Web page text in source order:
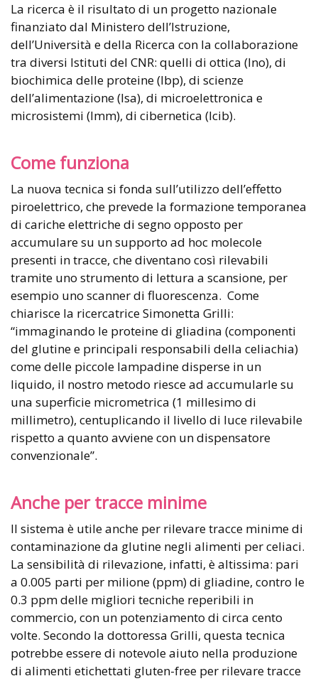
La ricerca è il risultato di un progetto nazionale
finanziato dal Ministero dell’Istruzione,
dell’Università e della Ricerca con la collaborazione
tra diversi Istituti del CNR: quelli di ottica (Ino), di
biochimica delle proteine (Ibp), di scienze
dell’alimentazione (Isa), di microelettronica e
microsistemi (Imm), di cibernetica (Icib).
Come funziona
La nuova tecnica si fonda sull’utilizzo dell’effetto
piroelettrico, che prevede la formazione temporanea
di cariche elettriche di segno opposto per
accumulare su un supporto ad hoc molecole
presenti in tracce, che diventano così rilevabili
tramite uno strumento di lettura a scansione, per
esempio uno scanner di fluorescenza. Come
chiarisce la ricercatrice Simonetta Grilli:
“immaginando le proteine di gliadina (componenti
del glutine e principali responsabili della celiachia)
come delle piccole lampadine disperse in un
liquido, il nostro metodo riesce ad accumularle su
una superficie micrometrica (1 millesimo di
millimetro), centuplicando il livello di luce rilevabile
rispetto a quanto avviene con un dispensatore
convenzionale”.
Anche per tracce minime
Il sistema è utile anche per rilevare tracce minime di
contaminazione da glutine negli alimenti per celiaci.
La sensibilità di rilevazione, infatti, è altissima: pari
a 0.005 parti per milione (ppm) di gliadine, contro le
0.3 ppm delle migliori tecniche reperibili in
commercio, con un potenziamento di circa cento
volte. Secondo la dottoressa Grilli, questa tecnica
potrebbe essere di notevole aiuto nella produzione
di alimenti etichettati gluten-free per rilevare tracce